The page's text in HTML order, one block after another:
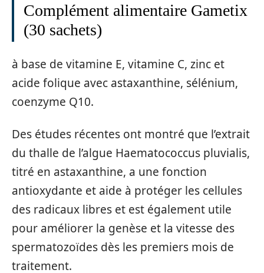
Complément alimentaire Gametix
(30 sachets)
à base de vitamine E, vitamine C, zinc et
acide folique avec astaxanthine, sélénium,
coenzyme Q10.
Des études récentes ont montré que l’extrait
du thalle de l’algue Haematococcus pluvialis,
titré en astaxanthine, a une fonction
antioxydante et aide à protéger les cellules
des radicaux libres et est également utile
pour améliorer la genèse et la vitesse des
spermatozoïdes dès les premiers mois de
traitement.